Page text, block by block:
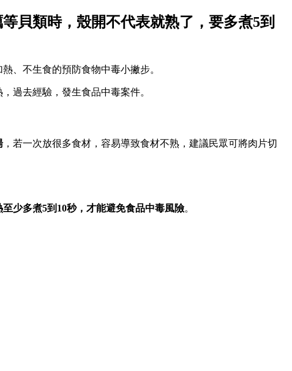
貝類時，殼開不代表就熟了，要多煮5到
、不生食的預防食物中毒小撇步。
過去經驗，發生食品中毒案件。
，若一次放很多食材，容易導致食材不熟，建議民眾可將肉片切
少多煮5到10秒，才能避免食品中毒風險。